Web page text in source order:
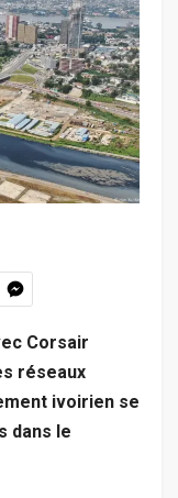
Corsair
réseaux
ivoirien se
dans le